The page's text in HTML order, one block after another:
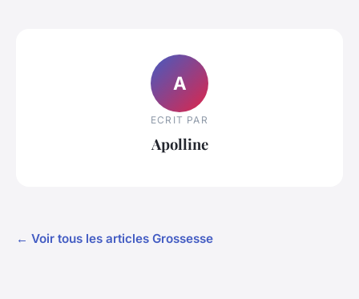
A
ECRIT PAR
Apolline
← Voir tous les articles Grossesse